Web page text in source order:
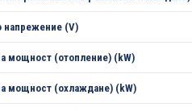
напрежение (V)
мощност (отопление) (kW)
мощност (охлаждане) (kW)